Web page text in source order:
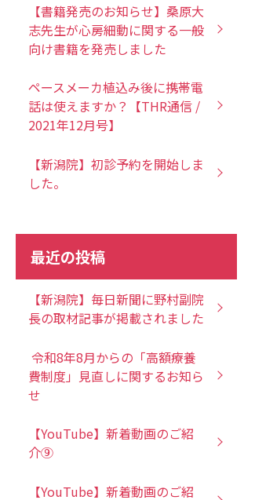
【書籍発売のお知らせ】桑原大
志先生が心房細動に関する一般
向け書籍を発売しました
ペースメーカ植込み後に携帯電
話は使えますか？【THR通信 /
2021年12月号】
【新潟院】初診予約を開始しま
した。
最近の投稿
【新潟院】毎日新聞に野村副院
長の取材記事が掲載されました
令和8年8月からの「高額療養
費制度」見直しに関するお知ら
せ
【YouTube】新着動画のご紹
介⑨
【YouTube】新着動画のご紹